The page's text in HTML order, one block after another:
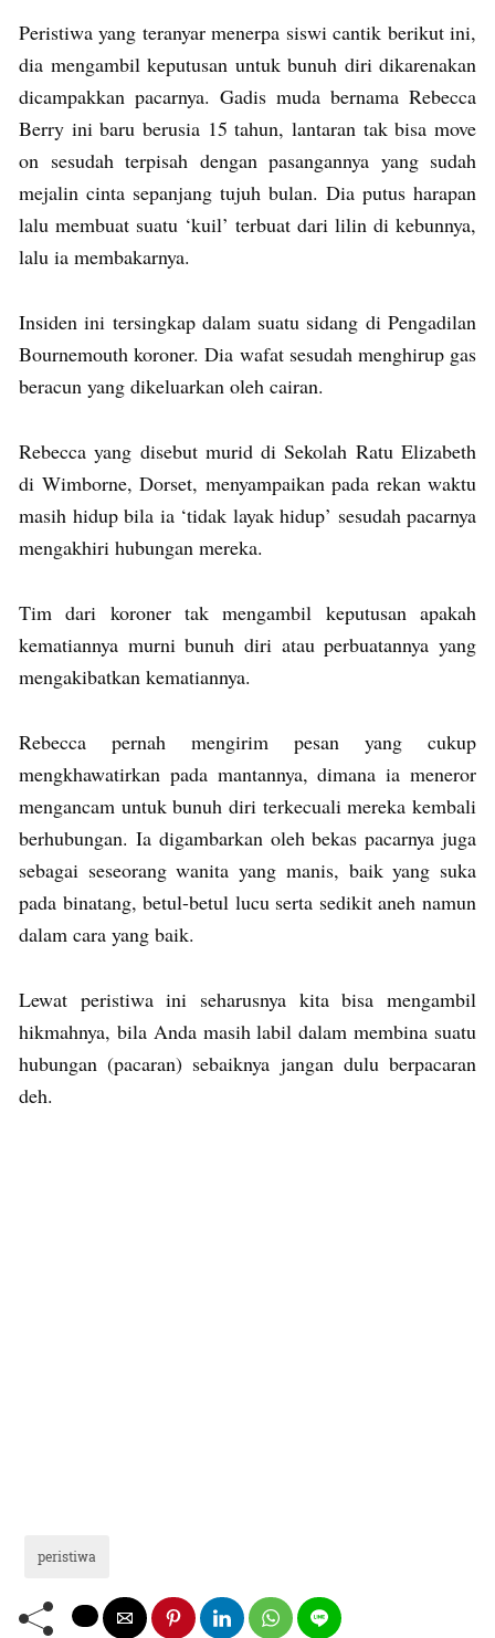
Peristiwa yang teranyar menerpa siswi cantik berikut ini,
dia mengambil keputusan untuk bunuh diri dikarenakan
dicampakkan pacarnya. Gadis muda bernama Rebecca
Berry ini baru berusia 15 tahun, lantaran tak bisa move
on sesudah terpisah dengan pasangannya yang sudah
mejalin cinta sepanjang tujuh bulan. Dia putus harapan
lalu membuat suatu ‘kuil’ terbuat dari lilin di kebunnya,
lalu ia membakarnya.
Insiden ini tersingkap dalam suatu sidang di Pengadilan
Bournemouth koroner. Dia wafat sesudah menghirup gas
beracun yang dikeluarkan oleh cairan.
Rebecca yang disebut murid di Sekolah Ratu Elizabeth
di Wimborne, Dorset, menyampaikan pada rekan waktu
masih hidup bila ia ‘tidak layak hidup’ sesudah pacarnya
mengakhiri hubungan mereka.
Tim dari koroner tak mengambil keputusan apakah
kematiannya murni bunuh diri atau perbuatannya yang
mengakibatkan kematiannya.
Rebecca pernah mengirim pesan yang cukup
mengkhawatirkan pada mantannya, dimana ia meneror
mengancam untuk bunuh diri terkecuali mereka kembali
berhubungan. Ia digambarkan oleh bekas pacarnya juga
sebagai seseorang wanita yang manis, baik yang suka
pada binatang, betul-betul lucu serta sedikit aneh namun
dalam cara yang baik.
Lewat peristiwa ini seharusnya kita bisa mengambil
hikmahnya, bila Anda masih labil dalam membina suatu
hubungan (pacaran) sebaiknya jangan dulu berpacaran
deh.
peristiwa